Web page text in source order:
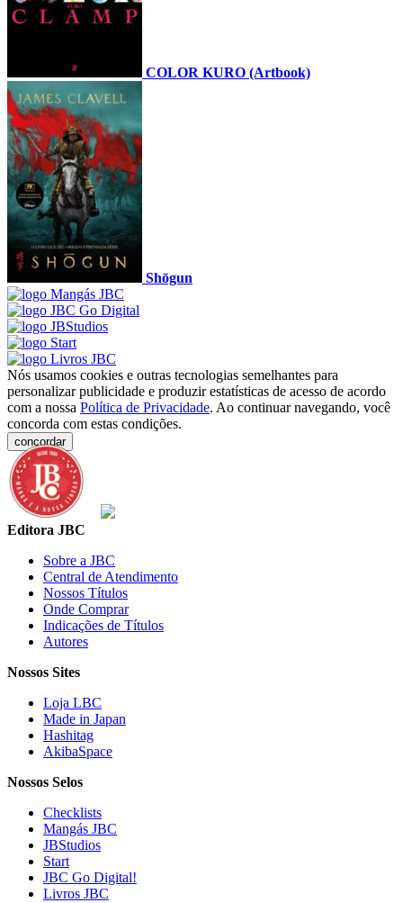
COLOR KURO (Artbook)
Shōgun
Nós usamos cookies e outras tecnologias semelhantes para
personalizar publicidade e produzir estatísticas de acesso de acordo
com a nossa Política de Privacidade. Ao continuar navegando, você
concorda com estas condições.
concordar
Editora JBC
Sobre a JBC
Central de Atendimento
Nossos Títulos
Onde Comprar
Indicações de Títulos
Autores
Nossos Sites
Loja LBC
Made in Japan
Hashitag
AkibaSpace
Nossos Selos
Checklists
Mangás JBC
JBStudios
Start
JBC Go Digital!
Livros JBC